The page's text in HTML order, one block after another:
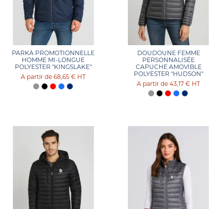
PARKA PROMOTIONNELLE
HOMME MI-LONGUE
POLYESTER "KINGSLAKE"
68,65 € HT
DOUDOUNE FEMME
PERSONNALISÉE
CAPUCHE AMOVIBLE
POLYESTER "HUDSON"
43,17 € HT